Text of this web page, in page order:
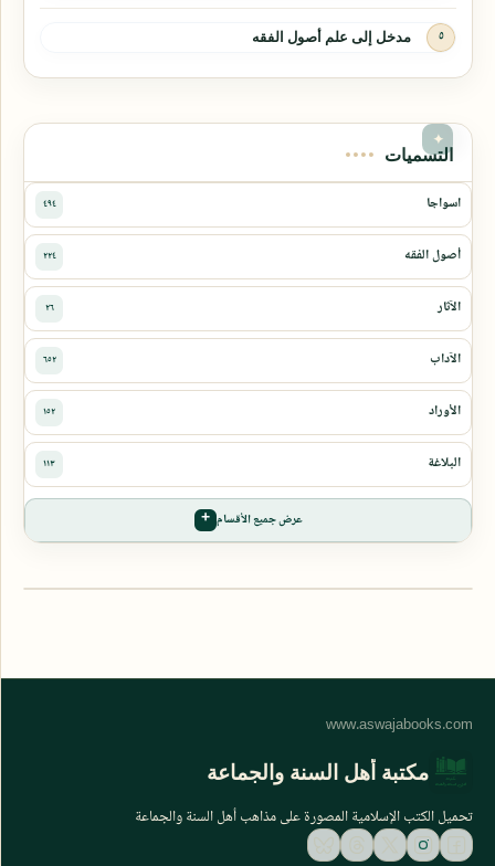
مدخل إلى علم أصول الفقه
التسميات
عرض جميع الأقسام
مكتبة أهل السنة والجماعة
تحميل الكتب الإسلامية المصورة على مذاهب أهل السنة والجماعة